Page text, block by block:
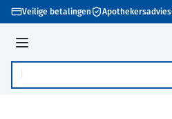
Ga naar de inhoud
Veilige betalingen Apothekersadvies
Menu
Product, merk, categorie...